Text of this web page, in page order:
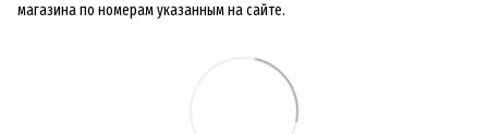
магазина по номерам указанным на сайте.